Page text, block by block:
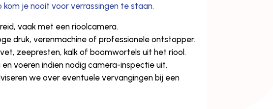
je nooit voor verrassingen te staan.
vaak met een rioolcamera.
druk, verenmachine of professionele ontstopper.
zeepresten, kalk of boomwortels uit het riool.
voeren indien nodig camera-inspectie uit.
we over eventuele vervangingen bij een